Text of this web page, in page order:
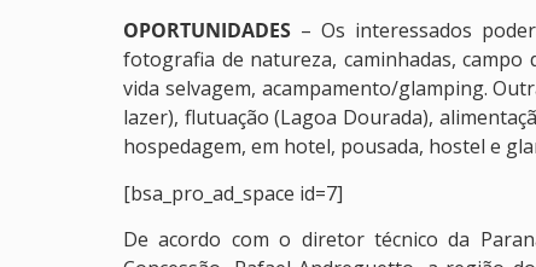
OPORTUNIDADES – Os interessados
fotografia de natureza, caminhadas,
vida selvagem, acampamento/glamping.
lazer), flutuação (Lagoa Dourada),
hospedagem, em hotel, pousada, hostel e
[bsa_pro_ad_space id=7]
De acordo com o diretor técnico da